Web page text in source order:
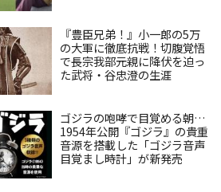
『豊臣兄弟！』小一郎の5万
の大軍に徹底抗戦！切腹覚悟
で長宗我部元親に降伏を迫っ
た武将・谷忠澄の生涯
ゴジラの咆哮で目覚める朝…
1954年公開『ゴジラ』の貴重
音源を搭載した「ゴジラ音声
目覚まし時計」が新発売